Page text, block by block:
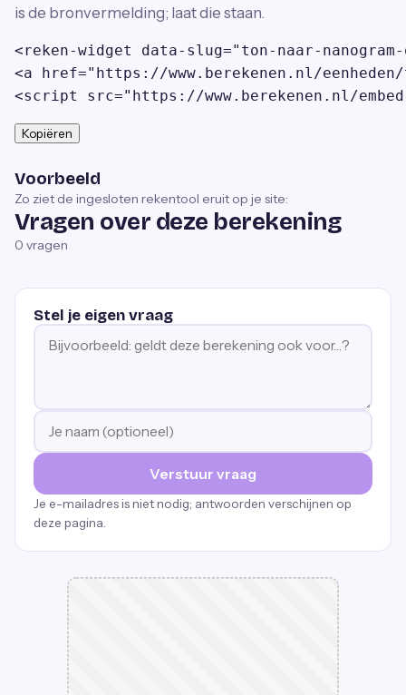
is de bronvermelding; laat die staan.
<reken-widget data-slug="ton-naar-nanogram-
<a href="https://www.berekenen.nl/eenheden/
<script src="https://www.berekenen.nl/
Kopiëren
Voorbeeld
Zo ziet de ingesloten rekentool eruit op je site:
Vragen over deze berekening
0 vragen
Stel je eigen vraag
Verstuur vraag
Je e-mailadres is niet nodig; antwoorden verschijnen op
deze pagina.